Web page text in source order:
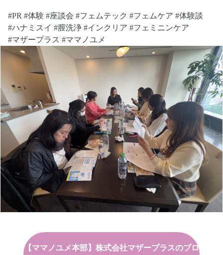
#PR #体験 #座談会 #フェムテック #フェムケア #体験談
#ハナミスイ #膣洗浄 #インクリア #フェミニンケア
#マザープラス #ママノユメ
【ママノユメ本部】株式会社マザープラスのブロ